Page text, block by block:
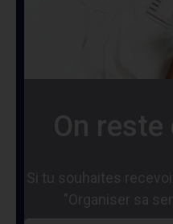
On
Si tu souhaites
"Organiser sa